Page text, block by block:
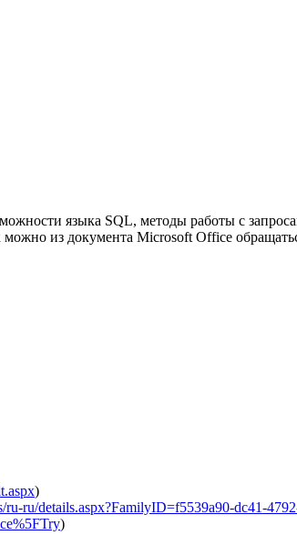
языка SQL, методы работы с
из документа Microsoft Office
)
ru/details.aspx?FamilyID=f5539a90-dc41-
)